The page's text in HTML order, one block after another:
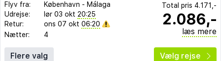
Flyv fra: København - Málaga
Udrejse:
lør 03 okt 20:25
Retur:
ons 07 okt 06:20
Nætter:
4
Total pris 4.171,-
2.086,-
læs mere
Flere valg Vælg rejse